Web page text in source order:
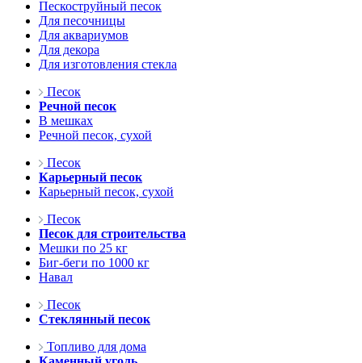
Пескоструйный песок
Для песочницы
Для аквариумов
Для декора
Для изготовления стекла
Песок
Речной песок
В мешках
Речной песок, сухой
Песок
Карьерный песок
Карьерный песок, сухой
Песок
Песок для строительства
Мешки по 25 кг
Биг-беги по 1000 кг
Навал
Песок
Стеклянный песок
Топливо для дома